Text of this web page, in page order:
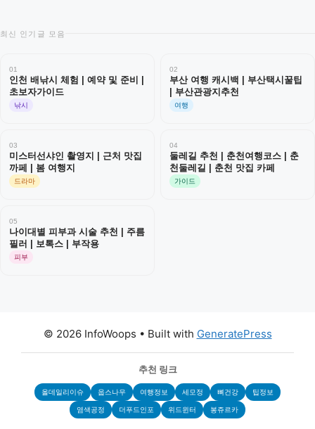
최신 인기글 모음
01
인천 배낚시 체험 | 예약 및 준비 |
초보자가이드
낚시
02
부산 여행 캐시백 | 부산택시꿀팁
| 부산관광지추천
여행
03
미스터선샤인 촬영지 | 근처 맛집
까페 | 봄 여행지
드라마
04
둘레길 추천 | 춘천여행코스 | 춘
천둘레길 | 춘천 맛집 카페
가이드
05
나이대별 피부과 시술 추천 | 주름
필러 | 보톡스 | 부작용
피부
© 2026 InfoWoops • Built with GeneratePress
추천 링크
올데일리이슈 웁스나우 여행정보 세모정 뼈건강 팁정보
염색공정 더푸드인포 위드윈터 봉쥬르카